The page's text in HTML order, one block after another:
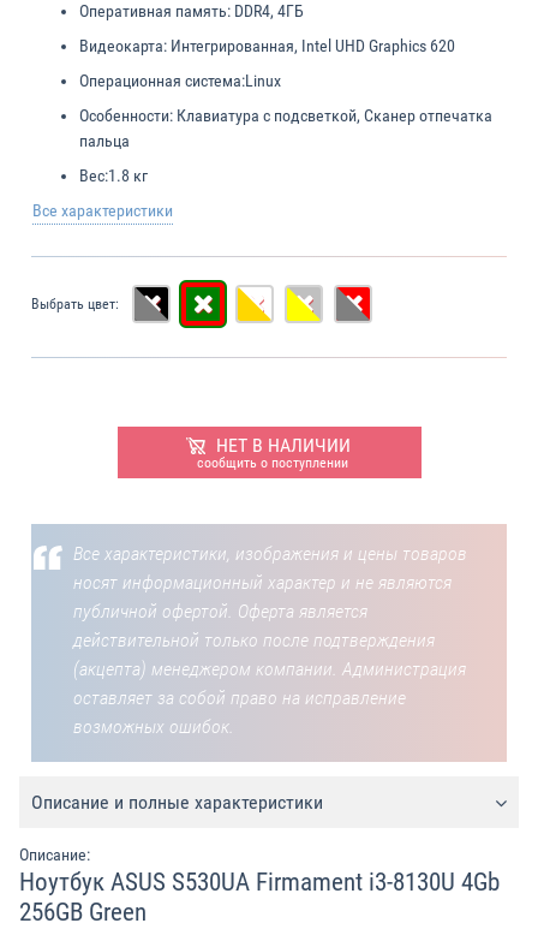
Оперативная память: DDR4, 4ГБ
Видеокарта: Интегрированная, Intel UHD Graphics 620
Операционная система:Linux
Особенности: Клавиатура с подсветкой, Сканер отпечатка
пальца
Вес:1.8 кг
Все характеристики
Выбрать цвет:
НЕТ В НАЛИЧИИ
сообщить о поступлении
Все характеристики, изображения и цены товаров
носят информационный характер и не являются
публичной офертой. Оферта является
действительной только после подтверждения
(акцепта) менеджером компании. Администрация
оставляет за собой право на исправление
возможных ошибок.
Описание и полные характеристики
Описание:
Ноутбук ASUS S530UA Firmament i3-8130U 4Gb
256GB Green